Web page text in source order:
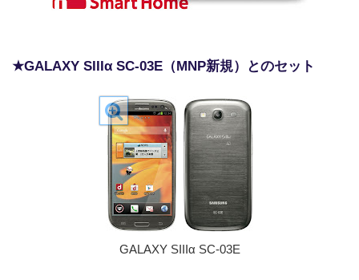
★GALAXY SIIIα SC-03E（MNP新規）とのセット
GALAXY SIIIα SC-03E